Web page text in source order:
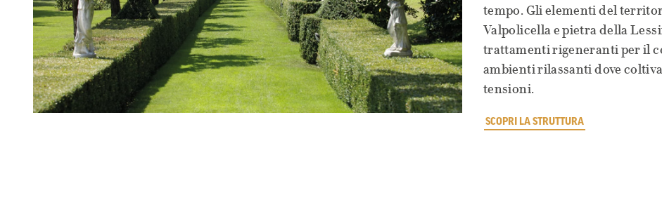
tempo. Gli elementi del
Valpolicella e pietra della
trattamenti rigeneranti per il
ambienti rilassanti dove
tensioni.
SCOPRI LA STRUTTURA